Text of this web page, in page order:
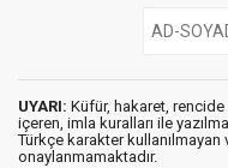
UYARI: Küfür, hakaret, rencide
içeren, imla kuralları ile
Türkçe karakter kullanılmayan
onaylanmamaktadır.